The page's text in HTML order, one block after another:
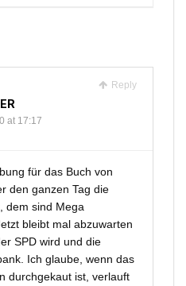
Reply
at 17:17
für das Buch von
den ganzen Tag die
dem sind Mega
bleibt mal abzuwarten
SPD wird und die
Ich glaube, wenn das
durchgekaut ist, verlauft